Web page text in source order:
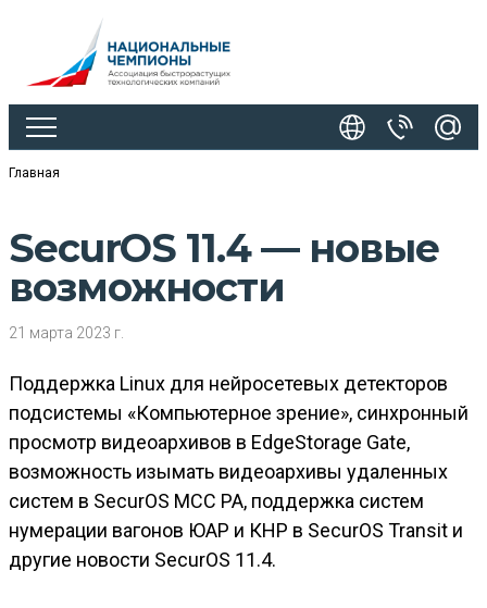
Главная
SecurOS 11.4 — новые
возможности
21 марта 2023 г.
Поддержка Linux для нейросетевых детекторов
подсистемы «Компьютерное зрение», синхронный
просмотр видеоархивов в EdgeStorage Gate,
возможность изымать видеоархивы удаленных
систем в SecurOS MCC PA, поддержка систем
нумерации вагонов ЮАР и КНР в SecurOS Transit и
другие новости SecurOS 11.4.